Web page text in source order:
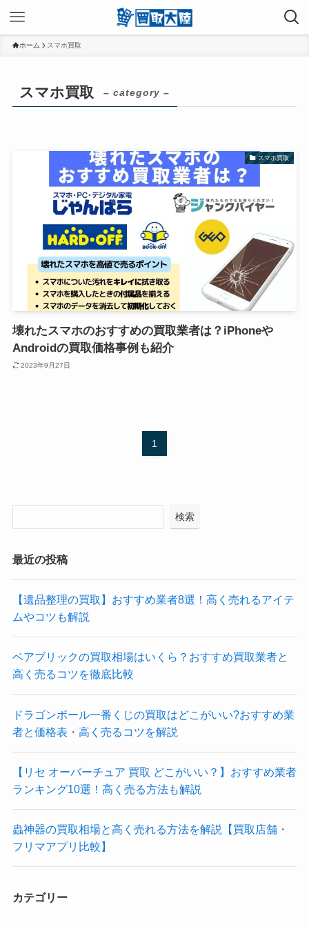
ホーム スマホ買取
スマホ買取 – category –
スマホ買取
壊れたスマホのおすすめの買取業者は？iPhoneや
Androidの買取価格事例も紹介
2023年9月27日
1
検索
最近の投稿
【遺品整理の買取】おすすめ業者8選！高く売れるアイテ
ムやコツも解説
ベアブリックの買取相場はいくら？おすすめ買取業者と
高く売るコツを徹底比較
ドラゴンボール一番くじの買取はどこがいい?おすすめ業
者と価格表・高く売るコツを解説
【リセ オーバーチュア 買取 どこがいい？】おすすめ業者
ランキング10選！高く売る方法も解説
蟲神器の買取相場と高く売れる方法を解説【買取店舗・
フリマアプリ比較】
カテゴリー